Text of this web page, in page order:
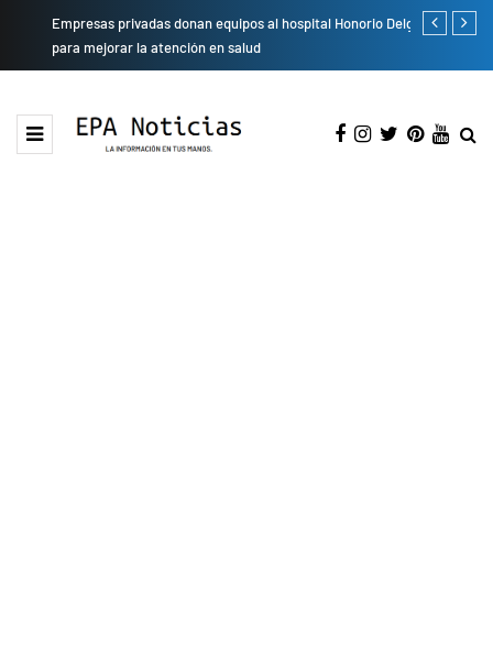
Empresas privadas donan equipos al hospital Honorio Delgado
para mejorar la atención en salud
Cambio de